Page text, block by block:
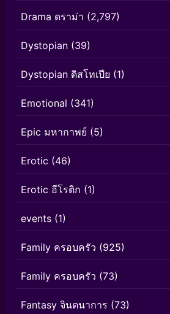
Drama ดราม่า (2,797)
Dystopian (39)
Dystopian ดิสโทเปีย (1)
Emotional (341)
Epic มหากาพย์ (5)
Erotic (46)
Erotic อีโรติก (1)
events (1)
Family ครอบครัว (925)
Family ครอบครัว (73)
Fantasy จินตนาการ (73)